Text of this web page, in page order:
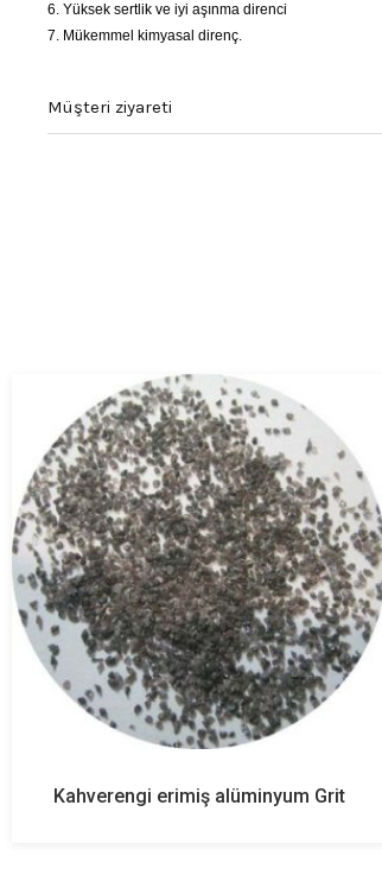
6. Yüksek sertlik ve iyi aşınma direnci
7. Mükemmel kimyasal direnç.
Müşteri ziyareti
Kahverengi erimiş alüminyum Grit